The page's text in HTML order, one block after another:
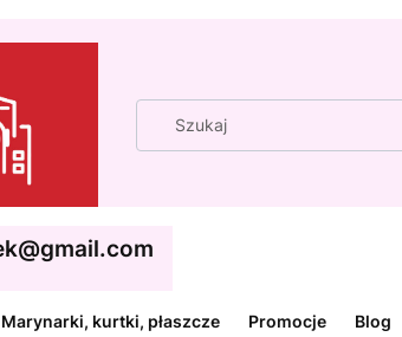
Marynarki, kurtki, płaszcze Promocje Blog